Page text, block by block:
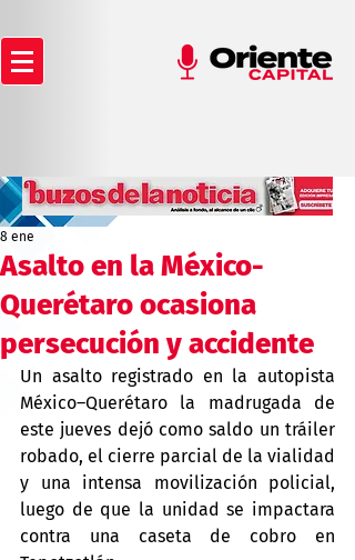
Asalto en la México-
Querétaro ocasiona
persecución y accidente
8 ene
Un asalto registrado en la autopista
México–Querétaro la madrugada de
este jueves dejó como saldo un tráiler
robado, el cierre parcial de la vialidad
y una intensa movilización policial,
luego de que la unidad se impactara
contra una caseta de cobro en